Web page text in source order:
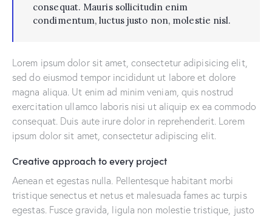
consequat. Mauris sollicitudin enim
condimentum, luctus justo non, molestie nisl.
Lorem ipsum dolor sit amet, consectetur adipisicing elit,
sed do eiusmod tempor incididunt ut labore et dolore
magna aliqua. Ut enim ad minim veniam, quis nostrud
exercitation ullamco laboris nisi ut aliquip ex ea commodo
consequat. Duis aute irure dolor in reprehenderit. Lorem
ipsum dolor sit amet, consectetur adipiscing elit.
Creative approach to every project
Aenean et egestas nulla. Pellentesque habitant morbi
tristique senectus et netus et malesuada fames ac turpis
egestas. Fusce gravida, ligula non molestie tristique, justo